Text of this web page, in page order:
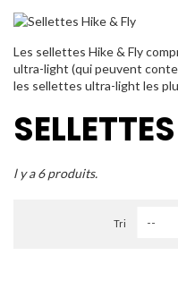
DÉMOS
OCCASIONS Parc
PROMOTIONS
Les sellettes Hike & Fly
ultra-light (qui peuvent
les sellettes ultra-light les
l y a 6 produits.
Tri